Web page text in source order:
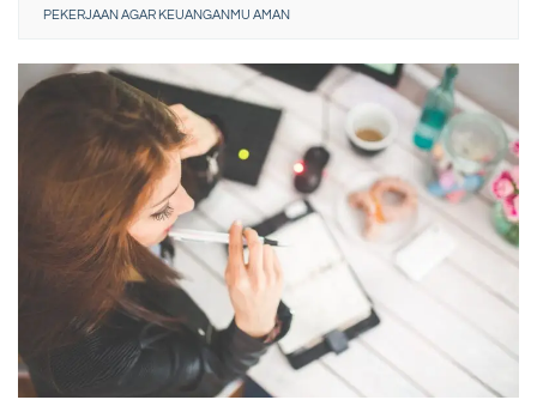
PEKERJAAN AGAR KEUANGANMU AMAN